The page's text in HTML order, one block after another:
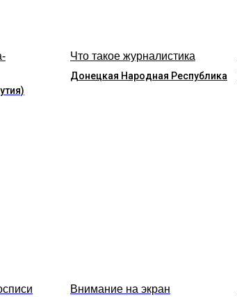
Что такое журналистика
Донецкая Народная Республика
Внимание на экран